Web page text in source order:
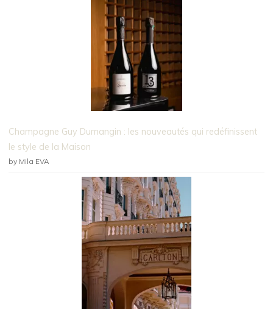
Champagne Guy Dumangin : les nouveautés qui redéfinissent
le style de la Maison
by Mila EVA